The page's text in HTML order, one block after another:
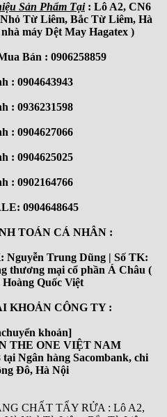
Sản Phẩm Tại: Lô A2, CN6
Từ Liêm, Bắc Từ Liêm, Hà
máy Dệt May Hagatex )
Bán : 0906258859
: 0904643943
: 0936231598
: 0904627066
: 0904625025
: 0902164766
0904648645
TOÁN CÁ NHÂN :
Nguyễn Trung Dũng | Số TK:
thương mại cổ phần Á Châu (
Quốc Việt
KHOẢN CÔNG TY :
khoản]
THE ONE VIỆT NAM
tại Ngân hàng Sacombank, chi
Đô, Hà Nội
CHẤT TẨY RỬA : Lô A2,